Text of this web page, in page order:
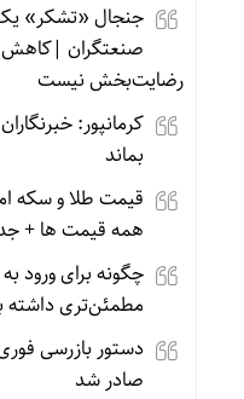
جنجال «تشکر»
صنعتگران |کاهش
رضایت‌بخش نیست
کرمانپور:
بماند
همه قیمت ها +
چگونه برای ورود به
مطمئن‌تری داشته
صادر شد